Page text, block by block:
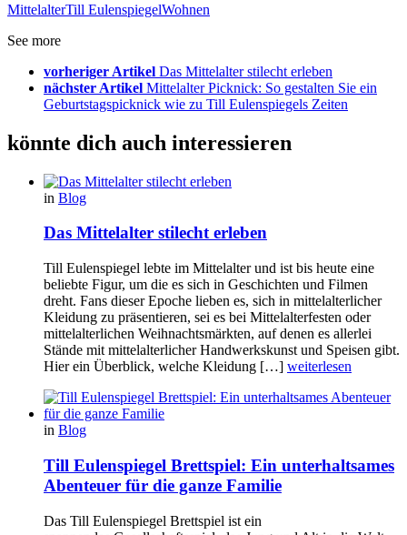
MittelalterTill EulenspiegelWohnen
See more
vorheriger Artikel Das Mittelalter stilecht erleben
nächster Artikel Mittelalter Picknick: So gestalten Sie ein
Geburtstagspicknick wie zu Till Eulenspiegels Zeiten
könnte dich auch interessieren
in Blog
Das Mittelalter stilecht erleben
Till Eulenspiegel lebte im Mittelalter und ist bis heute eine
beliebte Figur, um die es sich in Geschichten und Filmen
dreht. Fans dieser Epoche lieben es, sich in mittelalterlicher
Kleidung zu präsentieren, sei es bei Mittelalterfesten oder
mittelalterlichen Weihnachtsmärkten, auf denen es allerlei
Stände mit mittelalterlicher Handwerkskunst und Speisen gibt.
Hier ein Überblick, welche Kleidung […] weiterlesen
in Blog
Till Eulenspiegel Brettspiel: Ein unterhaltsames
Abenteuer für die ganze Familie
Das Till Eulenspiegel Brettspiel ist ein